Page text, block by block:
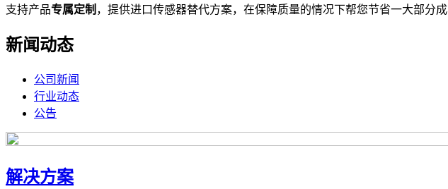
支持产品专属定制 ，提供进口传感器替代方案，在保障质量的情况下帮您节省一大部分成
新闻动态
公司新闻
行业动态
公告
解决方案